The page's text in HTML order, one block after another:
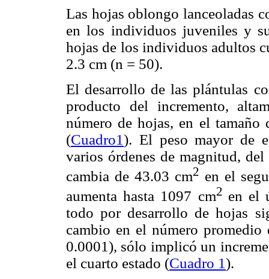
Las hojas oblongo lanceoladas
en los individuos juveniles y
hojas de los individuos adultos
2.3 cm (n = 50).
El desarrollo de las plántulas
producto del incremento,
número de hojas, en el
(Cuadro1). El peso mayor de
varios órdenes de magnitud,
cambia de 43.03 cm2 en el
aumenta hasta 1097 cm2 en el
todo por desarrollo de hojas
cambio en el número
0.0001), sólo implicó un
el cuarto estado (Cuadro 1).